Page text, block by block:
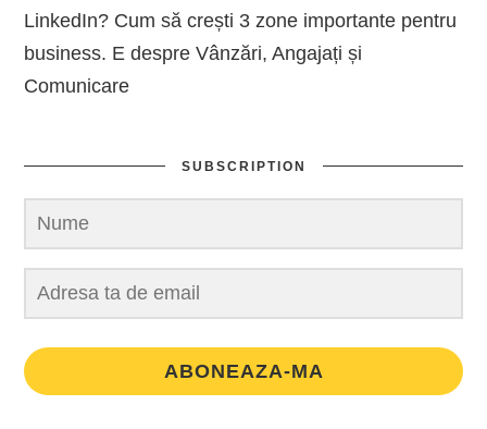
LinkedIn? Cum să crești 3 zone importante pentru
business. E despre Vânzări, Angajați și
Comunicare
SUBSCRIPTION
ABONEAZA-MA